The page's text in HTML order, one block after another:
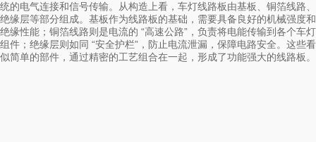
统的电气连接和信号传输。从构造上看，车灯线路板由基板、铜箔线路、
绝缘层等部分组成。基板作为线路板的基础，需要具备良好的机械强度和
绝缘性能；铜箔线路则是电流的 “高速公路”，负责将电能传输到各个车灯
组件；绝缘层则如同 “安全护栏”，防止电流泄漏，保障电路安全。这些看
似简单的部件，通过精密的工艺组合在一起，形成了功能强大的线路板。​